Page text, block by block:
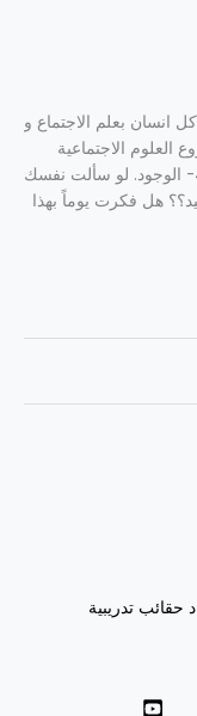
انسان بعلم الاجتماع و
الاجتماعية
يدرس بها : 1- المعرفة. 2- الحقيقة. 3- القيم. 4- الوجود. لو سألت نفسك
هل فكرت يوماً بهذا
حقائب تدريبية